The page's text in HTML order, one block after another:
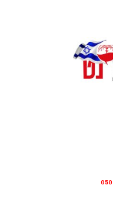
על הקרקע
מחדשת בימים אלה
ענים שבנגב.
קק"ל ומאובטחת